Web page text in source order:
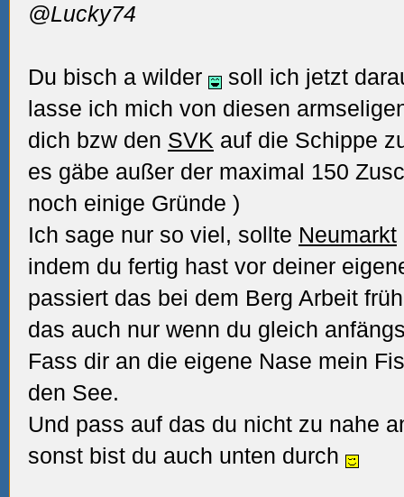
@Lucky74
Du bisch a wilder
soll ich jetzt
lasse ich mich von diesen
dich bzw den SVK auf die Schippe
es gäbe außer der maximal 150
noch einige Gründe )
Ich sage nur so viel, sollte Neumarkt
indem du fertig hast vor deiner
passiert das bei dem Berg Arbeit
das auch nur wenn du gleich
Fass dir an die eigene Nase mein
den See.
Und pass auf das du nicht zu nahe
sonst bist du auch unten durch